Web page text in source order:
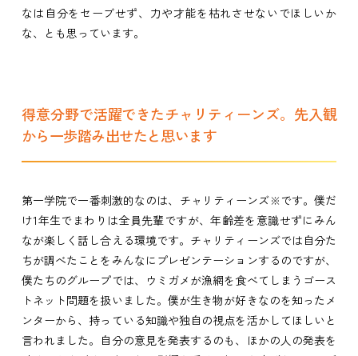
なは自分をセーブせず、力や才能を枯れさせないでほしいか
な、とも思っています。
得意分野で活躍できたチャリティーンズ。先入観
から一歩踏み出せたと思います
第一学院で一番刺激的なのは、チャリティーンズ※ です。僕だ
け1年生でまわりは全員先輩ですが、年齢差を意識せずにみん
なが楽しく話し合える環境です。チャリティーンズでは自分た
ちが調べたことをみんなにプレゼンテーションするのですが、
僕たちのグループでは、ウミガメが漁網を食べてしまうゴース
トネット問題を扱いました。僕が生き物が好きなのを知ったメ
ンターから、持っている知識や独自の視点を活かしてほしいと
言われました。自分の意見を発表するのも、ほかの人の発表を